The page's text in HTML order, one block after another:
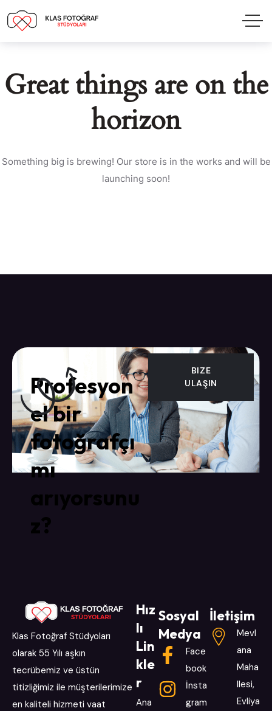
Great things are on the
horizon
Something big is brewing! Our store is in the works and will be
launching soon!
Profesyon
el bir
fotoğrafçı
mı
arıyorsunu
z?
BIZE
ULAŞIN
Klas Fotoğraf Stüdyoları
olarak 55 Yılı aşkın
tecrübemiz ve üstün
titizliğimiz ile müşterilerimize
en kaliteli hizmeti vaat
Hız
lı
Lin
kle
r
Ana
Sosyal
Medya
Face
book
İnsta
gram
İletişim
Mevl
ana
Maha
llesi,
Evliya